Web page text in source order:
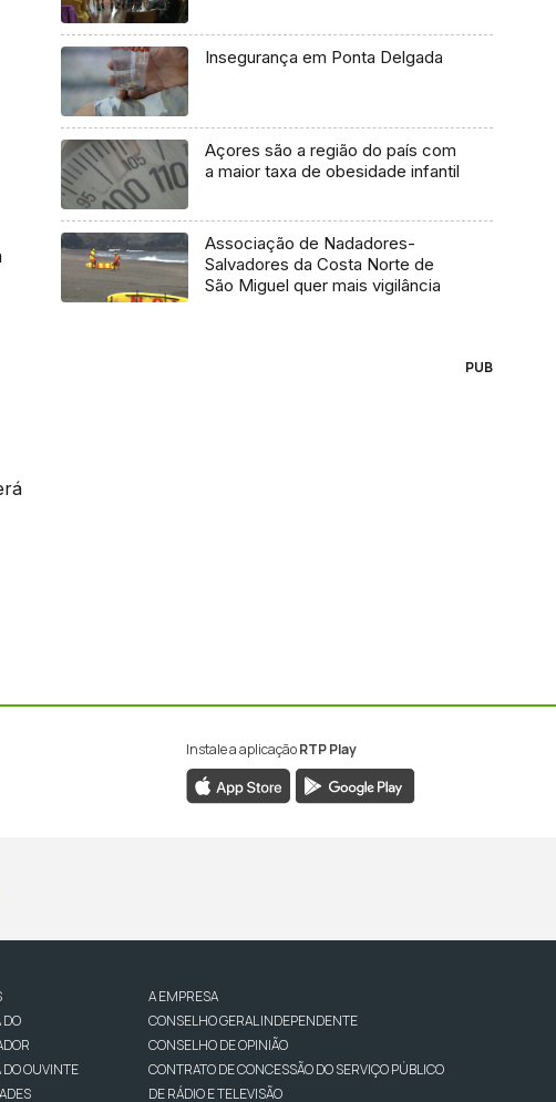
Insegurança em Ponta Delgada
Açores são a região do país com
a maior taxa de obesidade infantil
Associação de Nadadores-
Salvadores da Costa Norte de
São Miguel quer mais vigilância
PUB
Instale a aplicaçãoRTP Play
DO
DO OUVINTE
A EMPRESA
CONSELHO GERAL INDEPENDENTE
CONSELHO DE OPINIÃO
CONTRATO DE CONCESSÃO DO SERVIÇO PÚBLICO
DE RÁDIO E TELEVISÃO